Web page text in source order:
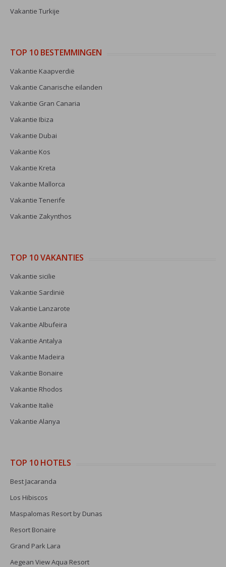
Vakantie Turkije
TOP 10 BESTEMMINGEN
Vakantie Kaapverdië
Vakantie Canarische eilanden
Vakantie Gran Canaria
Vakantie Ibiza
Vakantie Dubai
Vakantie Kos
Vakantie Kreta
Vakantie Mallorca
Vakantie Tenerife
Vakantie Zakynthos
TOP 10 VAKANTIES
Vakantie sicilie
Vakantie Sardinië
Vakantie Lanzarote
Vakantie Albufeira
Vakantie Antalya
Vakantie Madeira
Vakantie Bonaire
Vakantie Rhodos
Vakantie Italië
Vakantie Alanya
TOP 10 HOTELS
Best Jacaranda
Los Hibiscos
Maspalomas Resort by Dunas
Resort Bonaire
Grand Park Lara
Aegean View Aqua Resort